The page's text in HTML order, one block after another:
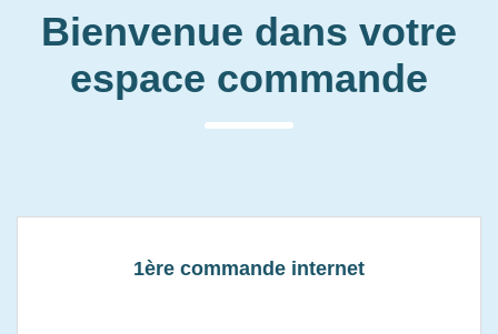
Bienvenue dans votre
espace commande
1ère commande internet